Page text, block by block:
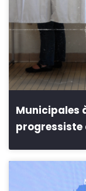
Municipales
progressiste